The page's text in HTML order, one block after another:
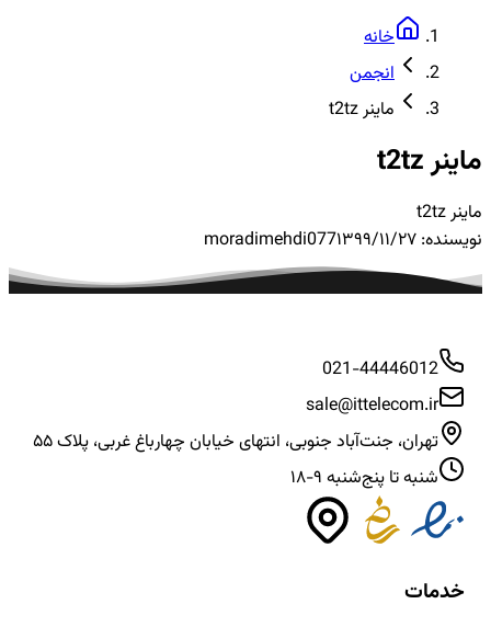
خانه
انجمن
ماینر t2tz
ماینر t2tz
ماینر t2tz
نویسنده:
moradimehdi077۱۳۹۹/۱۱/۲۷
021-44446012
sale@ittelecom.ir
تهران، جنت‌آباد جنوبی، انتهای خیابان چهارباغ غربی، پلاک ۵۵
شنبه تا پنج‌شنبه ۹-۱۸
خدمات